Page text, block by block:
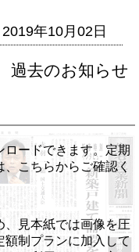
2019年10月02日
過去のお知らせ
ードできます。定期
こちらからご確認く
、見本紙では画像を圧
額制プランに加入して